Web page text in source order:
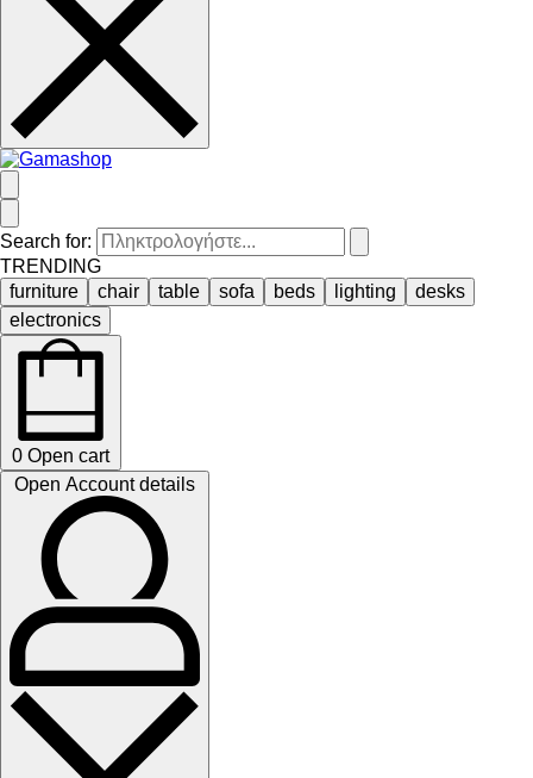
Search for:
TRENDING
furniture
chair table sofa beds lighting
desks
electronics
0 Open cart
Open Account details